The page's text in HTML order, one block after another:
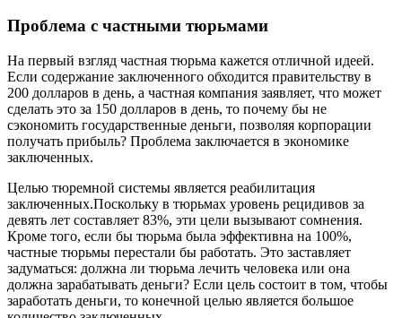
Проблема с частными тюрьмами
На первый взгляд частная тюрьма кажется отличной идеей.
Если содержание заключенного обходится правительству в
200 долларов в день, а частная компания заявляет, что может
сделать это за 150 долларов в день, то почему бы не
сэкономить государственные деньги, позволяя корпорации
получать прибыль? Проблема заключается в экономике
заключенных.
Целью тюремной системы является реабилитация
заключенных.Поскольку в тюрьмах уровень рецидивов за
девять лет составляет 83%, эти цели вызывают сомнения.
Кроме того, если бы тюрьма была эффективна на 100%,
частные тюрьмы перестали бы работать. Это заставляет
задуматься: должна ли тюрьма лечить человека или она
должна зарабатывать деньги? Если цель состоит в том, чтобы
заработать деньги, то конечной целью является большое